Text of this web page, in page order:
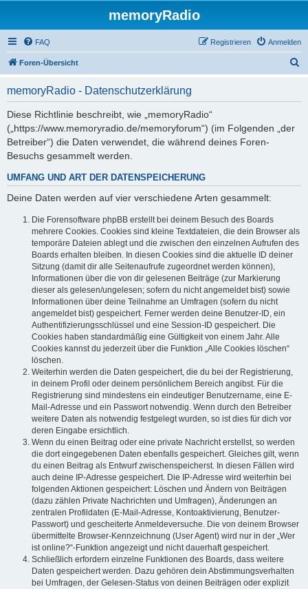
memoryRadio
FAQ Anmelden
Registrieren
Foren-Übersicht
memoryRadio - Datenschutzerklärung
Diese Richtlinie beschreibt, wie „memoryRadio“
(„https://www.memoryradio.de/memoryforum“) (im Folgenden „der
Betreiber“) die Daten verwendet, die während deines Foren-
Besuchs gesammelt werden.
UMFANG UND ART DER DATENSPEICHERUNG
Deine Daten werden auf vier verschiedene Arten gesammelt:
Die Forensoftware phpBB erstellt bei deinem Besuch des Boards
mehrere Cookies. Cookies sind kleine Textdateien, die dein Browser als
temporäre Dateien ablegt und die zwischen den einzelnen Aufrufen des
Boards erhalten bleiben. In diesen Cookies sind die aktuelle ID deiner
Sitzung (damit dir alle Seitenaufrufe zugeordnet werden können),
Informationen über die von dir gelesenen Beiträge (zur Markierung
dieser als gelesen/ungelesen; sofern du nicht angemeldet bist) sowie
Informationen über deine Teilnahme an Umfragen (sofern du nicht
angemeldet bist) gespeichert. Ferner werden deine Benutzer-ID, ein
Authentifizierungsschlüssel und eine Session-ID gespeichert. Die
Cookies haben standardmäßig eine Gültigkeit von einem Jahr. Alle
Cookies kannst du jederzeit über die Funktion „Alle Cookies löschen“
löschen.
Weiterhin werden die Daten gespeichert, die du bei der Registrierung,
in deinem Profil oder deinem persönlichem Bereich angibst. Für die
Registrierung sind mindestens ein eindeutiger Benutzername, eine E-
Mail-Adresse und ein Passwort notwendig. Wenn durch den Betreiber
weitere Daten als notwendig festgelegt wurden, so ist dies für dich vor
deren Eingabe ersichtlich.
Wenn du einen Beitrag oder eine private Nachricht erstellst, so werden
die dort eingegebenen Daten ebenfalls gespeichert. Gleiches gilt, wenn
du einen Beitrag als Entwurf zwischenspeicherst. In diesen Fällen wird
auch deine IP-Adresse gespeichert. Die IP-Adresse wird weiterhin bei
folgenden Aktionen gespeichert: Löschen und Ändern von Beiträgen
(dazu zählen Private Nachrichten und Umfragen), Änderungen an
zentralen Profildaten (E-Mail-Adresse, Kontoaktivierung, Benutzer-
Passwort) und gescheiterte Anmeldeversuche. Die von deinem Browser
übermittelte Browser-Kennzeichnung (User Agent) wird nur in der „Wer
ist online?“-Funktion angezeigt und nicht dauerhaft gespeichert.
Schließlich erfordern einzelne Funktionen des Boards, dass weitere
Daten gespeichert werden. Dazu gehören dein Abstimmungsverhalten
bei Umfragen, der Gelesen-Status von deinen Beiträgen oder explizit